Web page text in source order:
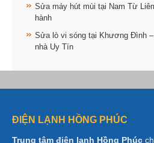
Sửa máy hút mùi tại Nam Từ
hành
Sửa lò vi sóng tại Khương Đình
nhà Uy Tín
ĐIỆN LẠNH HỒNG PHÚC
Trung tâm điện lạnh Hồng Phúc